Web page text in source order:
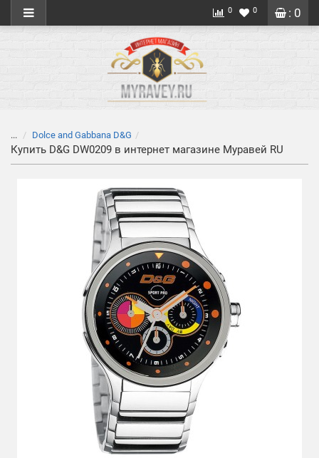
: 0
0 0
... Dolce and Gabbana D&G
Купить D&G DW0209 в интернет магазине Муравей RU